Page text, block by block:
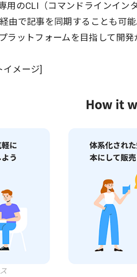
用のCLI（コマンドラインイン
由で記事を同期することも可
ラットフォームを目指して開発
イメージ]